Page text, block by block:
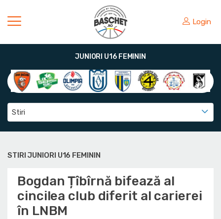
Login
JUNIORI U16 FEMININ
Stiri
STIRI JUNIORI U16 FEMININ
Bogdan Țîbîrnă bifează al
cincilea club diferit al carierei
în LNBM